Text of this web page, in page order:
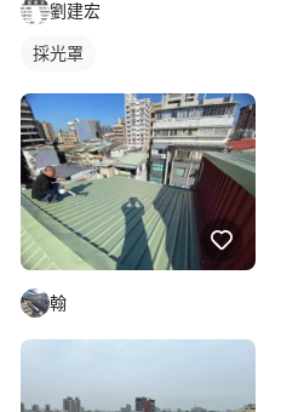
劉建宏
採光罩
翰